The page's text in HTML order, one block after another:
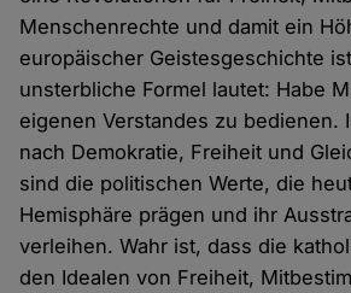
Menschenrechte und damit ein
europäischer Geistesgeschichte
unsterbliche Formel lautet: Habe
eigenen Verstandes zu bedienen.
nach Demokratie, Freiheit und
sind die politischen Werte, die
Hemisphäre prägen und ihr
verleihen. Wahr ist, dass die
den Idealen von Freiheit,